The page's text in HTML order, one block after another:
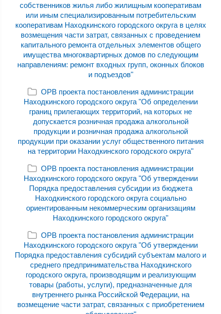
собственников жилья либо жилищным кооперативам
или иным специализированным потребительским
кооперативам Находкинского городского округа в целях
возмещения части затрат, связанных с проведением
капитального ремонта отдельных элементов общего
имущества многоквартирных домов по следующим
направлениям: ремонт входных групп, оконных блоков
и подъездов"
ОРВ проекта постановления администрации
Находкинского городского округа "Об определении
границ прилегающих территорий, на которых не
допускается розничная продажа алкогольной
продукции и розничная продажа алкогольной
продукции при оказании услуг общественного питания
на территории Находкинского городского округа"
ОРВ проекта постановления администрации
Находкинского городского округа "Об утверждении
Порядка предоставления субсидии из бюджета
Находкинского городского округа социально
ориентированным некоммерческим организациям
Находкинского городского округа"
ОРВ проекта постановления администрации
Находкинского городского округа "Об утверждении
Порядка предоставления субсидий субъектам малого и
среднего предпринимательства Находкинского
городского округа, производящим и реализующим
товары (работы, услуги), предназначенные для
внутреннего рынка Российской Федерации, на
возмещение части затрат, связанных с приобретением